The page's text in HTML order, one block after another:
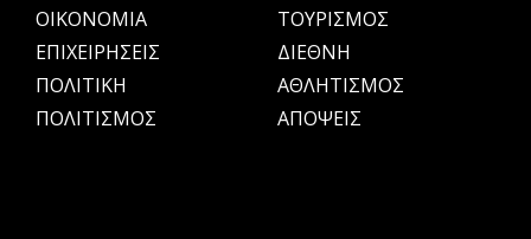
OIKONOMIA
ΕΠΙΧΕΙΡΗΣΕΙΣ
ΠΟΛΙΤΙΚΗ
ΠΟΛΙΤΙΣΜΟΣ
ΤΟΥΡΙΣΜΟΣ
ΔΙΕΘΝΗ
ΑΘΛΗΤΙΣΜΟΣ
ΑΠΟΨΕΙΣ